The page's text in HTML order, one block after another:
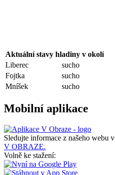
Aktuální stavy hladiny v okolí
Liberec
sucho
Fojtka
sucho
Mníšek
sucho
Mobilní aplikace
Sledujte informace z našeho webu v
V OBRAZE.
Volně ke stažení: